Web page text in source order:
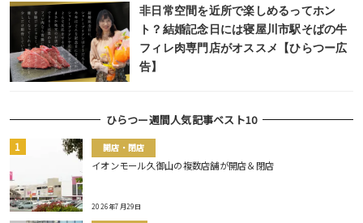
非日常空間を近所で楽しめるってホン
ト？結婚記念日には寝屋川市駅そばの牛
フィレ肉専門店がオススメ【ひらつー広
告】
ひらつー週間人気記事ベスト10
開店・閉店
イオンモール久御山の複数店舗が開店＆閉店
2026年7月29日